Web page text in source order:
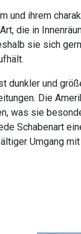
und ihrem
die in
sie sich
dunkler und
Die
was sie
Schabenart
Umgang